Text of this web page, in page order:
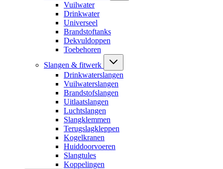
Vuilwater
Drinkwater
Universeel
Brandstoftanks
Dekvuldoppen
Toebehoren
Slangen & fitwerk
Drinkwaterslangen
Vuilwaterslangen
Brandstofslangen
Uitlaatslangen
Luchtslangen
Slangklemmen
Terugslagkleppen
Kogelkranen
Huiddoorvoeren
Slangtules
Koppelingen